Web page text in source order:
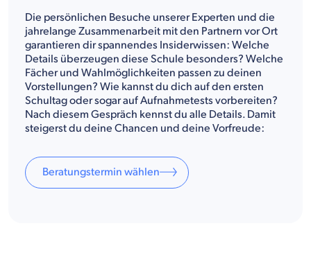
Die persönlichen Besuche unserer Experten und die
jahrelange Zusammenarbeit mit den Partnern vor Ort
garantieren dir spannendes Insiderwissen: Welche
Details überzeugen diese Schule besonders? Welche
Fächer und Wahlmöglichkeiten passen zu deinen
Vorstellungen? Wie kannst du dich auf den ersten
Schultag oder sogar auf Aufnahmetests vorbereiten?
Nach diesem Gespräch kennst du alle Details. Damit
steigerst du deine Chancen und deine Vorfreude:
Beratungstermin wählen